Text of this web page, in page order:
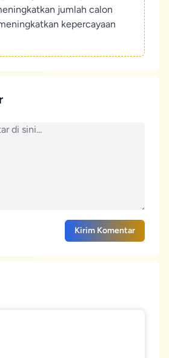
jumlah calon
kepercayaan
Kirim Komentar